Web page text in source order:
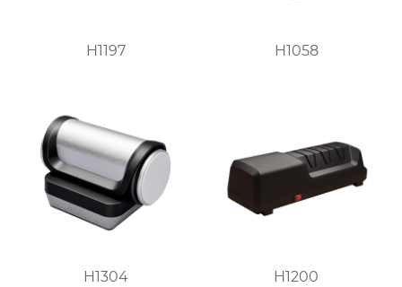
H1197 H1058
H1304 H1200